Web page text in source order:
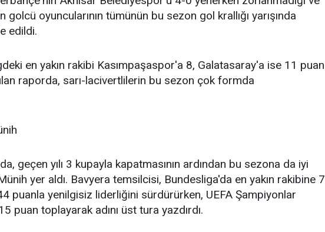
golcü oyuncularının tümünün bu sezon gol krallığı yarışında
edildi.
en yakın rakibi Kasımpaşaspor'a 8, Galatasaray'a ise 11 puan
raporda, sarı-lacivertlilerin bu sezon çok formda
geçen yılı 3 kupayla kapatmasının ardından bu sezona da iyi
yer aldı. Bavyera temsilcisi, Bundesliga'da en yakın rakibine 7
puanla yenilgisiz liderliğini sürdürürken, UEFA Şampiyonlar
puan toplayarak adını üst tura yazdırdı.